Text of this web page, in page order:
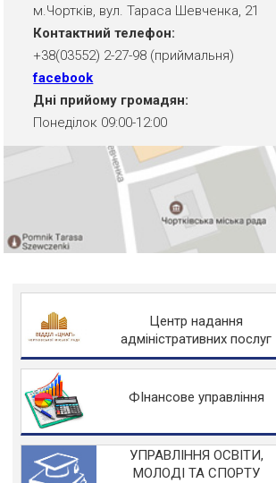
м.Чортків, вул. Тараса Шевченка, 21
Контактний телефон:
+38(03552) 2-27-98 (приймальня)
facebook
Дні прийому громадян:
Понеділок 09:00-12:00
Центр надання
адміністративних послуг
ФІнансове управління
УПРАВЛІННЯ ОСВІТИ,
МОЛОДІ ТА СПОРТУ